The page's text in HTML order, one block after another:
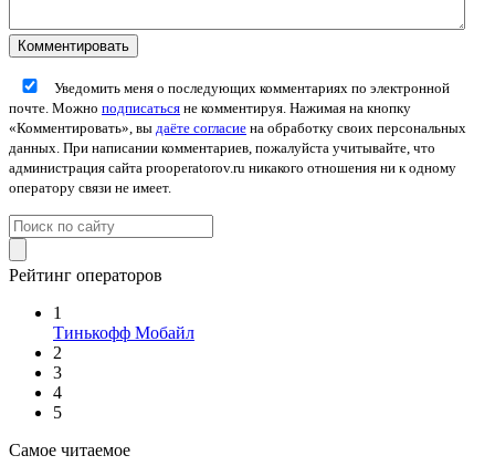
Уведомить меня о последующих комментариях по электронной
почте. Можно подписаться не комментируя. Нажимая на кнопку
«Комментировать», вы даёте согласие на обработку своих персональных
данных. При написании комментариев, пожалуйста учитывайте, что
администрация сайта prooperatorov.ru никакого отношения ни к одному
оператору связи не имеет.
Рейтинг операторов
1
Тинькофф Мобайл
2
3
4
5
Самое читаемое